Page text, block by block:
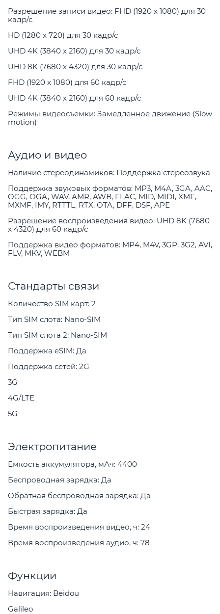
Разрешение записи видео: FHD (1920 x 1080) для 30
кадр/с
HD (1280 x 720) для 30 кадр/с
UHD 4K (3840 x 2160) для 30 кадр/с
UHD 8K (7680 x 4320) для 30 кадр/с
FHD (1920 x 1080) для 60 кадр/с
UHD 4K (3840 x 2160) для 60 кадр/с
Режимы видеосъемки: Замедленное движение (Slow
motion)
Аудио и видео
Наличие стереодинамиков: Поддержка стeреозвука
Поддержка звуковых форматов: MP3, M4A, 3GA, AAC,
OGG, OGA, WAV, AMR, AWB, FLAC, MID, MIDI, XMF,
MXMF, IMY, RTTTL, RTX, OTA, DFF, DSF, APE
Разрешение воспроизведения видео: UHD 8K (7680
x 4320) для 60 кадр/с
Поддержка видео форматов: MP4, M4V, 3GP, 3G2, AVI,
FLV, MKV, WEBM
Стандарты связи
Количество SIM карт: 2
Тип SIM слота: Nano-SIM
Тип SIM слота 2: Nano-SIM
Поддержка eSIM: Да
Поддержка сетей: 2G
3G
4G/LTE
5G
Электропитание
Емкость аккумулятора, мАч: 4400
Беспроводная зарядка: Да
Обратная беспроводная зарядка: Да
Быстрая зарядка: Да
Время воспроизведения видео, ч: 24
Время воспроизведения аудио, ч: 78
Функции
Навигация: Beidou
Galileo